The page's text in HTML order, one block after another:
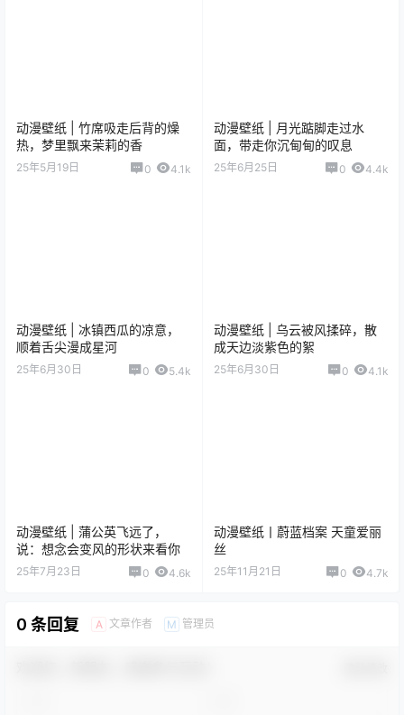
动漫壁纸 | 竹席吸走后背的燥
热，梦里飘来茉莉的香
25年5月19日 0 4.1k
动漫壁纸 | 月光踮脚走过水
面，带走你沉甸甸的叹息
25年6月25日 0 4.4k
动漫壁纸 | 冰镇西瓜的凉意，
顺着舌尖漫成星河
25年6月30日 0 5.4k
动漫壁纸 | 乌云被风揉碎，散
成天边淡紫色的絮
25年6月30日 0 4.1k
动漫壁纸 | 蒲公英飞远了，
说：想念会变风的形状来看你
25年7月23日 0 4.6k
动漫壁纸丨蔚蓝档案 天童爱丽
丝
25年11月21日 0 4.7k
0 条回复 A 文章作者 M 管理员